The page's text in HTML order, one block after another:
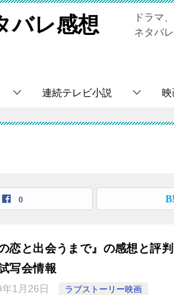
バレ感想
ドラマ
ネタバ
連続テレビ小説 映
0
恋と出会うまで』の感想と評
写会情報
1月26日 ラブストーリー映画